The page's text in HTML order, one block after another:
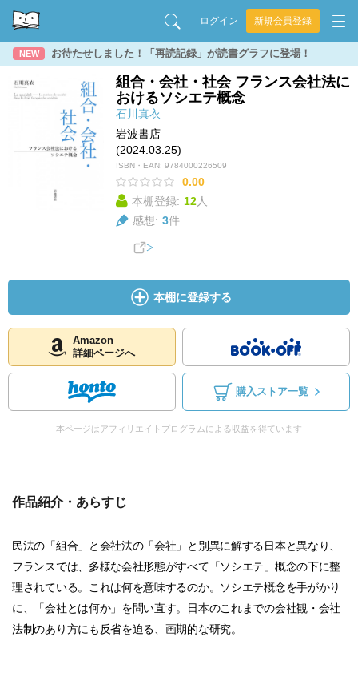
ログイン 新規会員登録
NEW お待たせしました！「再読記録」が読書グラフに登場！
組合・会社・社会 フランス会社法に
おけるソシエテ概念
石川真衣
岩波書店
(2024.03.25)
ISBN・EAN: 9784000226509
0.00
本棚登録: 12人
感想: 3件
本棚に登録する
Amazon
詳細ページへ
購入ストア一覧
本ページはアフィリエイトプログラムによる収益を得ています
作品紹介・あらすじ
民法の「組合」と会社法の「会社」と別異に解する日本と異なり、
フランスでは、多様な会社形態がすべて「ソシエテ」概念の下に整
理されている。これは何を意味するのか。ソシエテ概念を手がかり
に、「会社とは何か」を問い直す。日本のこれまでの会社観・会社
法制のあり方にも反省を迫る、画期的な研究。